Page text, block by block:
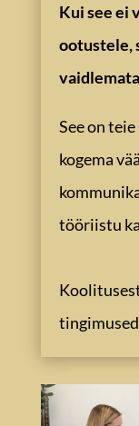
Kui see ei
ootustele,
See on
kogema
tööriistu